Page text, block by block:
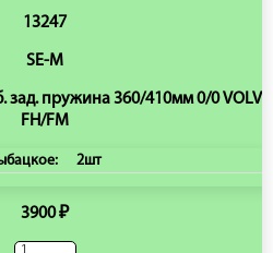
13247
SE-M
зад. пружина 360/410мм 0/0 VOLVO
FH/FM
2шт
3900 ₽